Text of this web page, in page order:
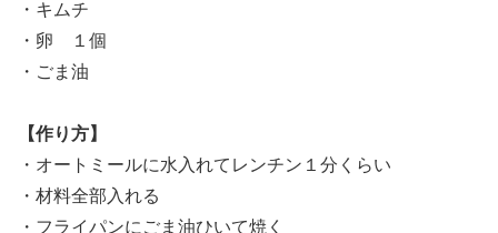
・キムチ
・卵 １個
・ごま油
【作り方】
・オートミールに水入れてレンチン１分くらい
・材料全部入れる
・フライパンにごま油ひいて焼く